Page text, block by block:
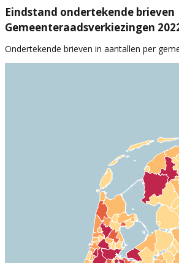
Eindstand ondertekende brieven
Gemeenteraadsverkiezingen
Ondertekende brieven in aantallen per